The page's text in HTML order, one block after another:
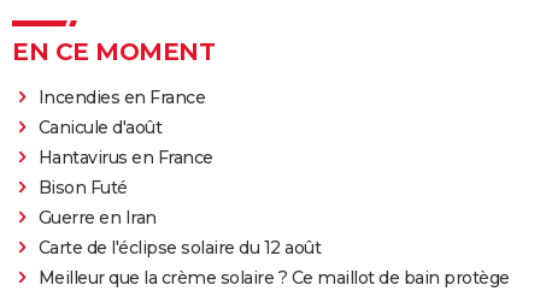
EN CE MOMENT
Incendies en France
Canicule d'août
Hantavirus en France
Bison Futé
Guerre en Iran
Carte de l'éclipse solaire du 12 août
Meilleur que la crème solaire ? Ce maillot de bain protège